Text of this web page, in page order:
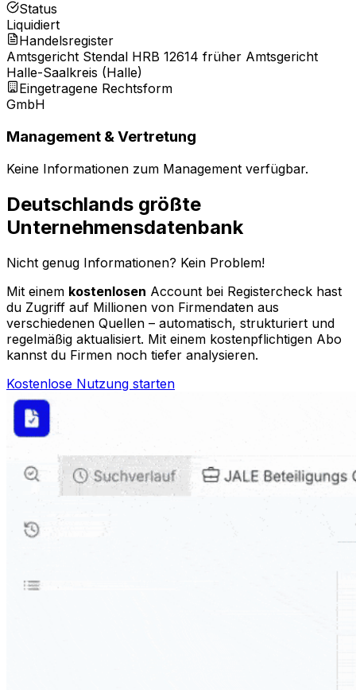
Status
Liquidiert
Handelsregister
Amtsgericht Stendal HRB 12614 früher Amtsgericht
Halle-Saalkreis (Halle)
Eingetragene Rechtsform
GmbH
Management & Vertretung
Keine Informationen zum Management verfügbar.
Deutschlands größte
Unternehmensdatenbank
Nicht genug Informationen? Kein Problem!
Mit einem kostenlosen Account bei Registercheck hast
du Zugriff auf Millionen von Firmendaten aus
verschiedenen Quellen – automatisch, strukturiert und
regelmäßig aktualisiert. Mit einem kostenpflichtigen Abo
kannst du Firmen noch tiefer analysieren.
Kostenlose Nutzung starten